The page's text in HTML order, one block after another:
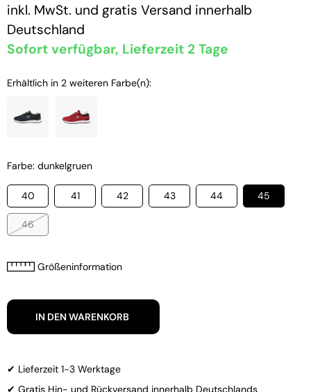
inkl. MwSt. und gratis Versand innerhalb
Deutschland
Sofort verfügbar, Lieferzeit 2 Tage
Erhältlich in 2 weiteren Farbe(n):
Farbe: dunkelgruen
40 41 42 43 44 45
46
Größeninformation
IN DEN WARENKORB
✔ Lieferzeit 1-3 Werktage
✔ Gratis Hin- und Rückversand innerhalb Deutschlands